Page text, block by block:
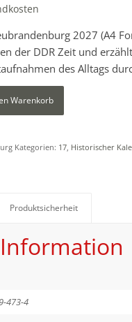
2027 (A4
der DDR Zeit und
des Alltags
Warenkorb
Kategorien: 17 Historischer
Produktsicherheit
473-4